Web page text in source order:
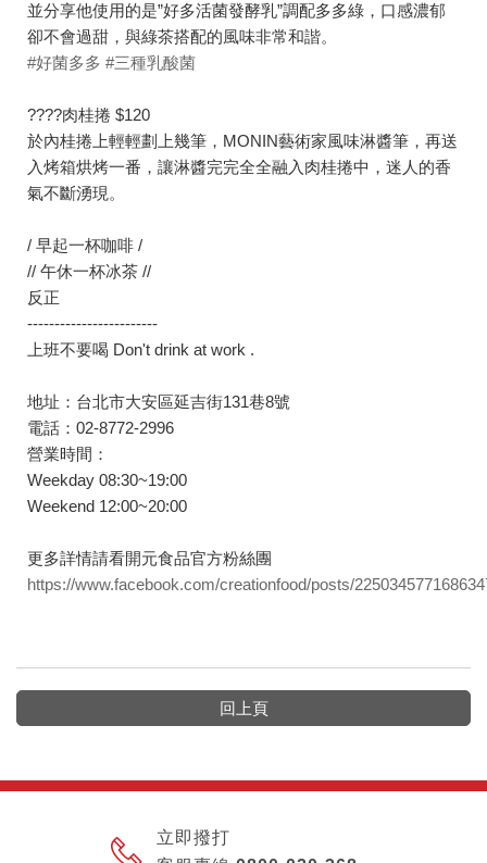
並分享他使用的是”好多活菌發酵乳”調配多多綠，口感濃郁
卻不會過甜，與綠茶搭配的風味非常和諧。
#好菌多多 #三種乳酸菌
????肉桂捲 $120
於內桂捲上輕輕劃上幾筆，MONIN藝術家風味淋醬筆，再送
入烤箱烘烤一番，讓淋醬完完全全融入肉桂捲中，迷人的香
氣不斷湧現。
/ 早起一杯咖啡 /
// 午休一杯冰茶 //
反正
------------------------
上班不要喝 Don't drink at work .
地址：台北市大安區延吉街131巷8號
電話：02-8772-2996
營業時間：
Weekday 08:30~19:00
Weekend 12:00~20:00
更多詳情請看開元食品官方粉絲團
https://www.facebook.com/creationfood/posts/
回上頁
立即撥打